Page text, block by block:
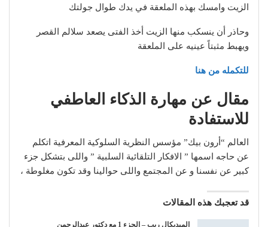
الزيت وامسك بهذه الملعقة في يدك طوال جولتك
وحاذر أن ينسكب منها الزيت أخذ الفتى يصعد سلالم القصر
ويهبط مثبتاً عينيه على الملعقة
للتكمله من هنا
مقال عن مهارة الذكاء العاطفي
للاستفادة
العالم “أرون بيك” مؤسس النظرية السلوكية المعرفية اتكلم
عن حاجه اسمها ” الافكار التلقائية السلبية ” واللى بتشكل جزء
كبير عن نفسنا و عن المجتمع واللى حوالينا وقد تكون مغلوطة ،
قد تعجبك هذه المقالات
الميديكال ريب – الجزء 1 مع دكتور عبدالرحمن